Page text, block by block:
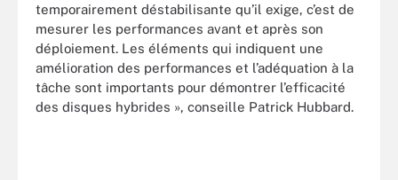
temporairement déstabilisante qu’il exige, c’est de
mesurer les performances avant et après son
déploiement. Les éléments qui indiquent une
amélioration des performances et l’adéquation à la
tâche sont importants pour démontrer l’efficacité
des disques hybrides », conseille Patrick Hubbard.